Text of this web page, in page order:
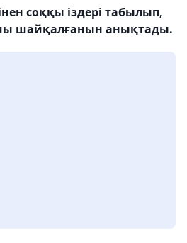
соққы іздері табылып,
шайқалғанын анықтады.